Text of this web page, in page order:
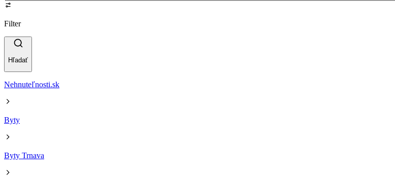
Filter
Hľadať
Nehnuteľnosti.sk
Byty
Byty Trnava